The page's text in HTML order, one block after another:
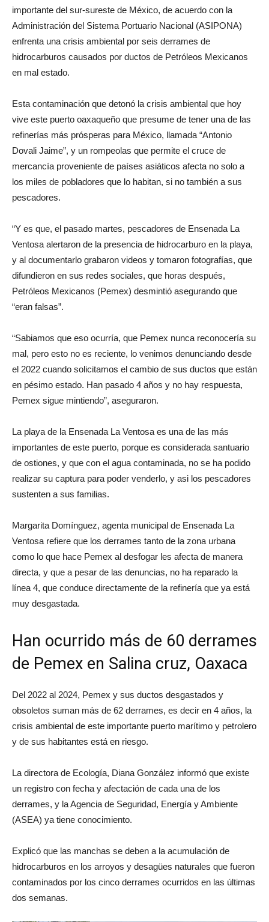
importante del sur-sureste de México, de acuerdo con la
Administración del Sistema Portuario Nacional (ASIPONA)
enfrenta una crisis ambiental por seis derrames de
hidrocarburos causados por ductos de Petróleos Mexicanos
en mal estado.
Esta contaminación que detonó la crisis ambiental que hoy
vive este puerto oaxaqueño que presume de tener una de las
refinerías más prósperas para México, llamada “Antonio
Dovali Jaime”, y un rompeolas que permite el cruce de
mercancía proveniente de países asiáticos afecta no solo a
los miles de pobladores que lo habitan, si no también a sus
pescadores.
“Y es que, el pasado martes, pescadores de Ensenada La
Ventosa alertaron de la presencia de hidrocarburo en la playa,
y al documentarlo grabaron videos y tomaron fotografías, que
difundieron en sus redes sociales, que horas después,
Petróleos Mexicanos (Pemex) desmintió asegurando que
“eran falsas”.
“Sabiamos que eso ocurría, que Pemex nunca reconocería su
mal, pero esto no es reciente, lo venimos denunciando desde
el 2022 cuando solicitamos el cambio de sus ductos que están
en pésimo estado. Han pasado 4 años y no hay respuesta,
Pemex sigue mintiendo”, aseguraron.
La playa de la Ensenada La Ventosa es una de las más
importantes de este puerto, porque es considerada santuario
de ostiones, y que con el agua contaminada, no se ha podido
realizar su captura para poder venderlo, y asi los pescadores
sustenten a sus familias.
Margarita Domínguez, agenta municipal de Ensenada La
Ventosa refiere que los derrames tanto de la zona urbana
como lo que hace Pemex al desfogar les afecta de manera
directa, y que a pesar de las denuncias, no ha reparado la
línea 4, que conduce directamente de la refinería que ya está
muy desgastada.
Han ocurrido más de 60 derrames
de Pemex en Salina cruz, Oaxaca
Del 2022 al 2024, Pemex y sus ductos desgastados y
obsoletos suman más de 62 derrames, es decir en 4 años, la
crisis ambiental de este importante puerto marítimo y petrolero
y de sus habitantes está en riesgo.
La directora de Ecología, Diana González informó que existe
un registro con fecha y afectación de cada una de los
derrames, y la Agencia de Seguridad, Energía y Ambiente
(ASEA) ya tiene conocimiento.
Explicó que las manchas se deben a la acumulación de
hidrocarburos en los arroyos y desagües naturales que fueron
contaminados por los cinco derrames ocurridos en las últimas
dos semanas.